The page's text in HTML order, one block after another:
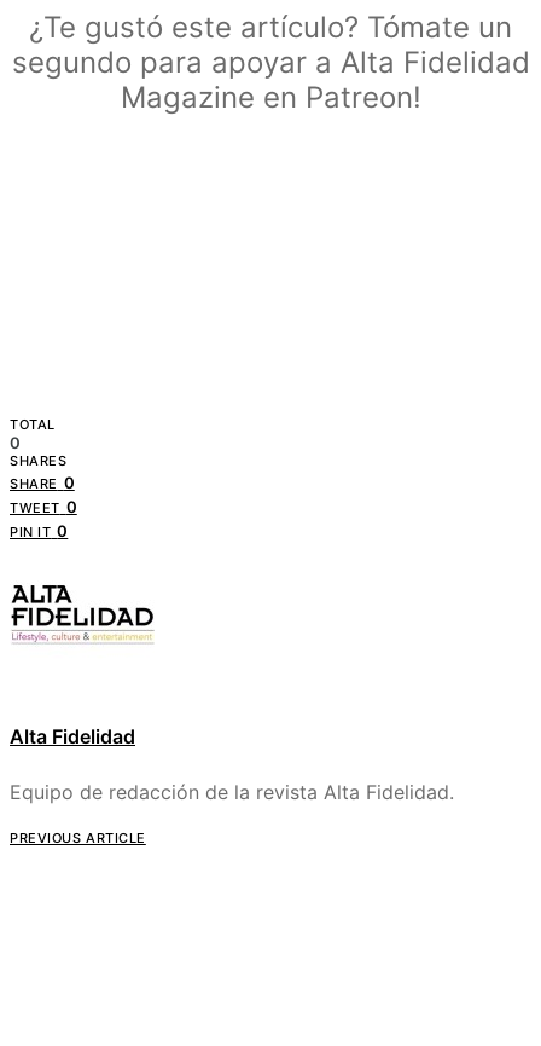
¿Te gustó este artículo? Tómate un
segundo para apoyar a Alta Fidelidad
Magazine en Patreon!
TOTAL
0
SHARES
SHARE 0
TWEET 0
PIN IT 0
Alta Fidelidad
Equipo de redacción de la revista Alta Fidelidad.
PREVIOUS ARTICLE